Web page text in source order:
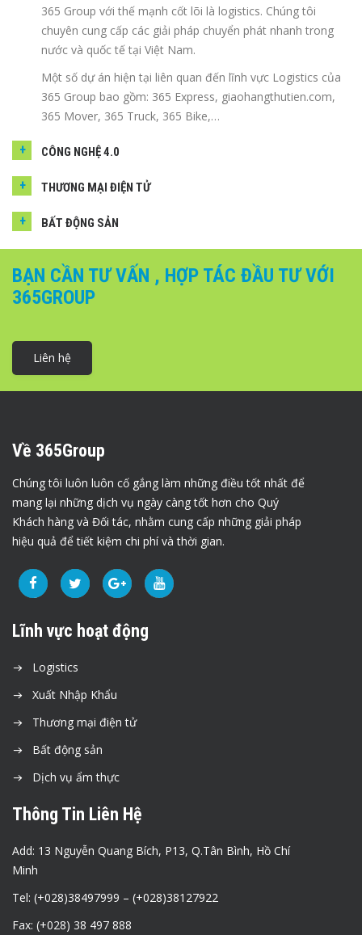
365 Group với thế mạnh cốt lõi là logistics. Chúng tôi
chuyên cung cấp các giải pháp chuyển phát nhanh trong
nước và quốc tế tại Việt Nam.
Một số dự án hiện tại liên quan đến lĩnh vực Logistics của
365 Group bao gồm: 365 Express, giaohangthutien.com,
365 Mover, 365 Truck, 365 Bike,…
CÔNG NGHỆ 4.0
THƯƠNG MẠI ĐIỆN TỬ
BẤT ĐỘNG SẢN
BẠN CẦN TƯ VẤN , HỢP TÁC ĐẦU TƯ VỚI
365GROUP
Liên hệ
Về 365Group
Chúng tôi luôn luôn cố gắng làm những điều tốt nhất để
mang lại những dịch vụ ngày càng tốt hơn cho Quý
Khách hàng và Đối tác, nhằm cung cấp những giải pháp
hiệu quả để tiết kiệm chi phí và thời gian.
Lĩnh vực hoạt động
Logistics
Xuất Nhập Khẩu
Thương mại điện tử
Bất động sản
Dịch vụ ẩm thực
Thông Tin Liên Hệ
Add: 13 Nguyễn Quang Bích, P13, Q.Tân Bình, Hồ Chí
Minh
Tel: (+028)38497999 – (+028)38127922
Fax: (+028) 38 497 888